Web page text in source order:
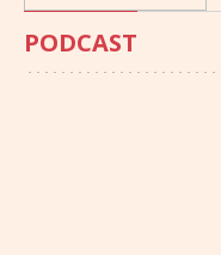
PODCAST